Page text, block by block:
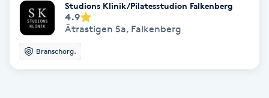
Ortobionomi
Ortopedi
Studions Klinik/Pilatesstudion Falkenberg
4.9
Ätrastigen 5a, Falkenberg
Branschorg.